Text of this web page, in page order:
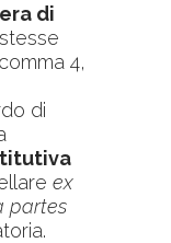
di
4,
di
ex
partes